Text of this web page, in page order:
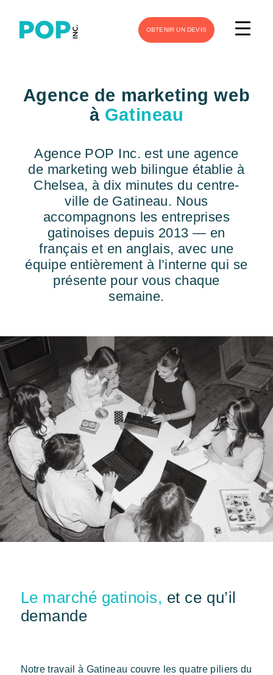
OBTENIR UN DEVIS
Agence de marketing web
à Gatineau
Agence POP Inc. est une agence
de marketing web bilingue établie à
Chelsea, à dix minutes du centre-
ville de Gatineau. Nous
accompagnons les entreprises
gatinoises depuis 2013 — en
français et en anglais, avec une
équipe entièrement à l’interne qui se
présente pour vous chaque
semaine.
Le marché gatinois, et ce qu’il
demande
Notre travail à Gatineau couvre les quatre piliers du